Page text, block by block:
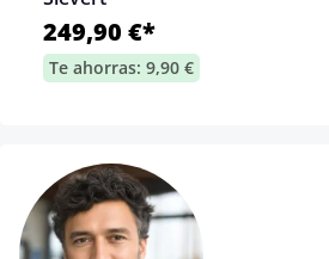
249,90 €*
Te ahorras: 9,90 €